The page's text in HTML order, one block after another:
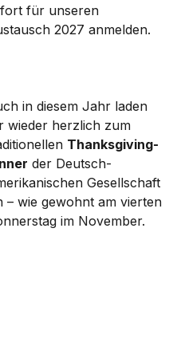
für unseren
2027 anmelden.
in diesem Jahr laden
wieder herzlich zum
Thanksgiving-
der Deutsch-
Gesellschaft
– wie gewohnt am vierten
im November.